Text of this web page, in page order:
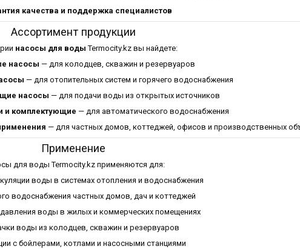
качества и поддержка специалистов
Ассортимент продукции
насосы для воды Termocity.kz вы найдете:
насосы — для колодцев, скважин и резервуаров
— для отопительных систем и горячего водоснабжения
насосы — для подачи воды из открытых источников
и комплектующие — для автоматического водоснабжения
— для частных домов, коттеджей, офисов и производственных
Применение
для воды Termocity.kz применяются для:
воды в системах отопления и водоснабжения
водоснабжения частных домов, дач и коттеджей
воды в жилых и коммерческих помещениях
воды из колодцев, скважин и резервуаров
с бойлерами, котлами и насосными станциями